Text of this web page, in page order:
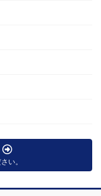
い。